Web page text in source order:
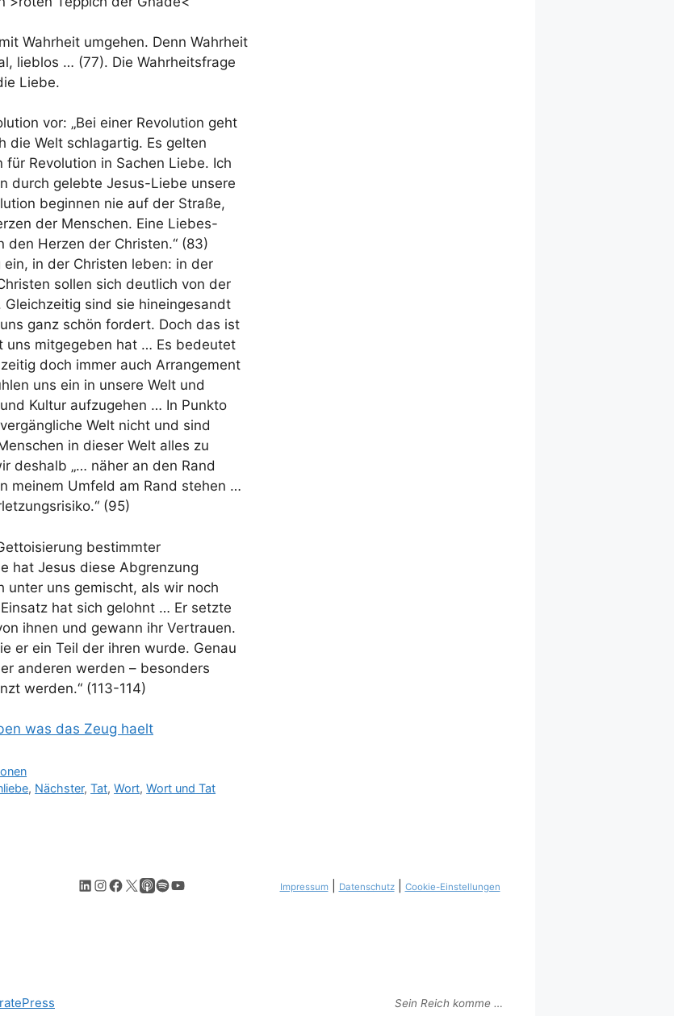
Wahrheit umgehen. Denn Wahrheit
lieblos … (77). Die Wahrheitsfrage
Liebe.
vor: „Bei einer Revolution geht
die Welt schlagartig. Es gelten
Revolution in Sachen Liebe. Ich
durch gelebte Jesus-Liebe unsere
beginnen nie auf der Straße,
der Menschen. Eine Liebes-
Herzen der Christen.“ (83)
in der Christen leben: in der
sollen sich deutlich von der
sind sie hineingesandt
ganz schön fordert. Doch das ist
uns mitgegeben hat … Es bedeutet
doch immer auch Arrangement
uns ein in unsere Welt und
Kultur aufzugehen … In Punkto
Welt nicht und sind
in dieser Welt alles zu
deshalb „… näher an den Rand
meinem Umfeld am Rand stehen …
(95)
bestimmter
hat Jesus diese Abgrenzung
unter uns gemischt, als wir noch
hat sich gelohnt … Er setzte
ihnen und gewann ihr Vertrauen.
er ein Teil der ihren wurde. Genau
anderen werden – besonders
werden.“ (113-114)
was das Zeug haelt
, Nächster,Tat,Wort,Wort und Tat
LinkedIn
Instagram
Facebook
X Apple Podcasts
Spotify
YouTube Impressum| Datenschutz| Cookie-Einstellungen
Sein Reich komme …